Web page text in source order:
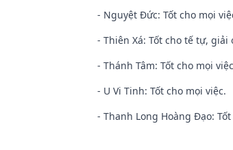
- Nguyệt Đức: Tốt cho mọi
- Thiên Xá: Tốt cho tế tự,
- Thánh Tâm: Tốt cho mọi
- U Vi Tinh: Tốt cho mọi việc.
- Thanh Long Hoàng Đạo: